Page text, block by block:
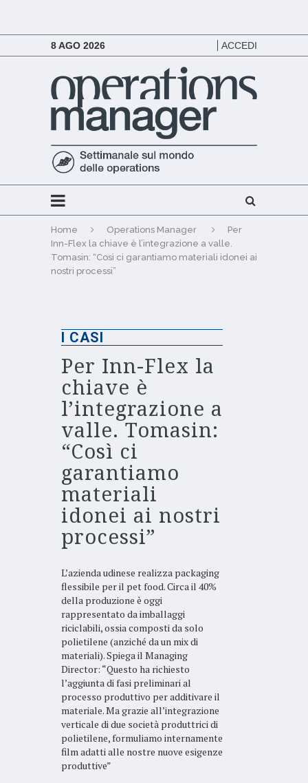
8 AGO 2026 ACCEDI
Home Operations Manager
Per
Inn-Flex la chiave è l’integrazione a valle.
Tomasin: “Così ci garantiamo materiali idonei ai
nostri processi”
I CASI
Per Inn-Flex la
chiave è
l’integrazione a
valle. Tomasin:
“Così ci
garantiamo
materiali
idonei ai nostri
processi”
L’azienda udinese realizza packaging
flessibile per il pet food. Circa il 40%
della produzione è oggi
rappresentato da imballaggi
riciclabili, ossia composti da solo
polietilene (anziché da un mix di
materiali). Spiega il Managing
Director: “Questo ha richiesto
l’aggiunta di fasi preliminari al
processo produttivo per additivare il
materiale. Ma grazie all’integrazione
verticale di due società produttrici di
polietilene, formuliamo internamente
film adatti alle nostre nuove esigenze
produttive”